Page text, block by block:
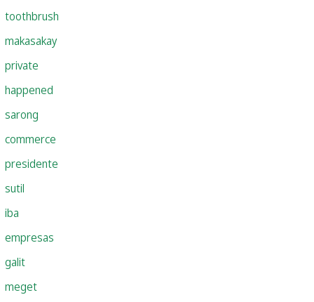
toothbrush
makasakay
private
happened
sarong
commerce
presidente
sutil
iba
empresas
galit
meget